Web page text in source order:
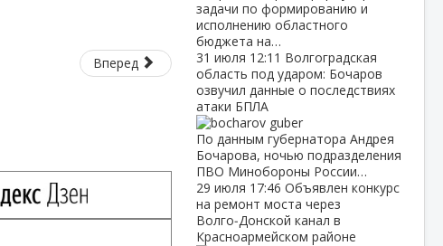
Вперед
задачи по формированию и
исполнению областного
бюджета на…
31 июля 12:11 Волгоградская
область под ударом: Бочаров
озвучил данные о последствиях
атаки БПЛА
По данным губернатора Андрея
Бочарова, ночью подразделения
ПВО Минобороны России…
29 июля 17:46 Объявлен конкурс
на ремонт моста через
Волго‑Донской канал в
Красноармейском районе